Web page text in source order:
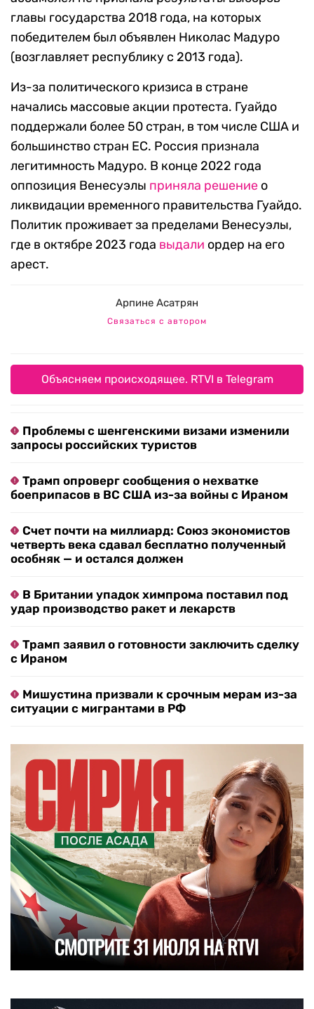
главы государства 2018 года, на которых
победителем был объявлен Николас Мадуро
(возглавляет республику с 2013 года).
Из-за политического кризиса в стране
начались массовые акции протеста. Гуайдо
поддержали более 50 стран, в том числе США и
большинство стран ЕС. Россия признала
легитимность Мадуро. В конце 2022 года
оппозиция Венесуэлы приняла решение о
ликвидации временного правительства Гуайдо.
Политик проживает за пределами Венесуэлы,
где в октябре 2023 года выдали ордер на его
арест.
Арпине Асатрян
Связаться с автором
Объясняем происходящее. RTVI в Telegram
Проблемы с шенгенскими визами изменили
запросы российских туристов
Трамп опроверг сообщения о нехватке
боеприпасов в ВС США из-за войны с Ираном
Счет почти на миллиард: Союз экономистов
четверть века сдавал бесплатно полученный
особняк — и остался должен
В Британии упадок химпрома поставил под
удар производство ракет и лекарств
Трамп заявил о готовности заключить сделку
с Ираном
Мишустина призвали к срочным мерам из-за
ситуации с мигрантами в РФ